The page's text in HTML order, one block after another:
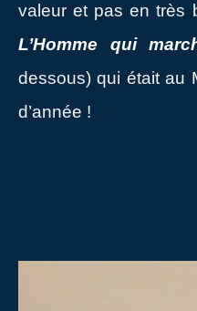
valeur et pas en très
L’Homme qui
dessous) qui était au
d’année !